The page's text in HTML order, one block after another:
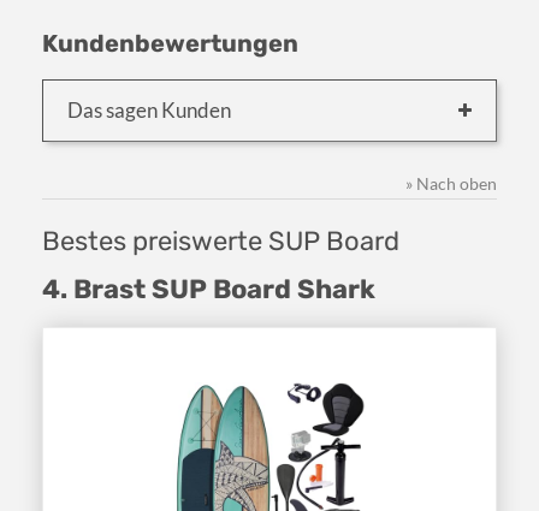
Kundenbewertungen
Das sagen Kunden
» Nach oben
Bestes preiswerte SUP Board
4. Brast SUP Board Shark